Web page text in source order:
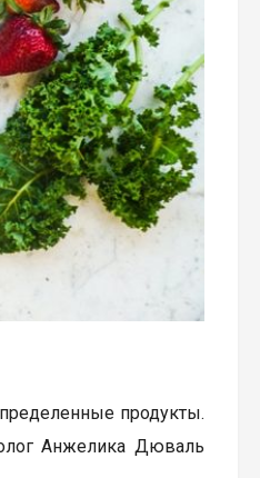
продукты.
Анжелика Дюваль